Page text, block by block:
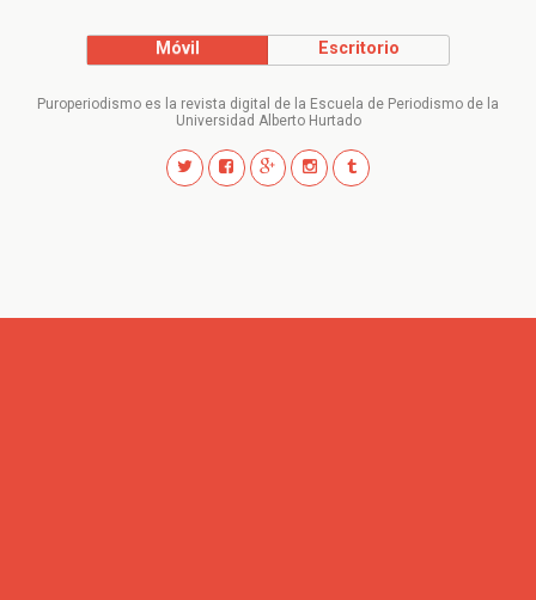
Móvil Escritorio
Puroperiodismo es la revista digital de la Escuela de Periodismo de la
Universidad Alberto Hurtado